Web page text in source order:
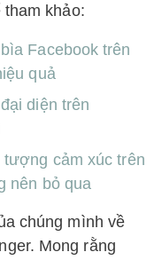
tham khảo:
Facebook trên
quả
diện trên
cảm xúc trên
nên bỏ qua
chúng mình về
Mong rằng